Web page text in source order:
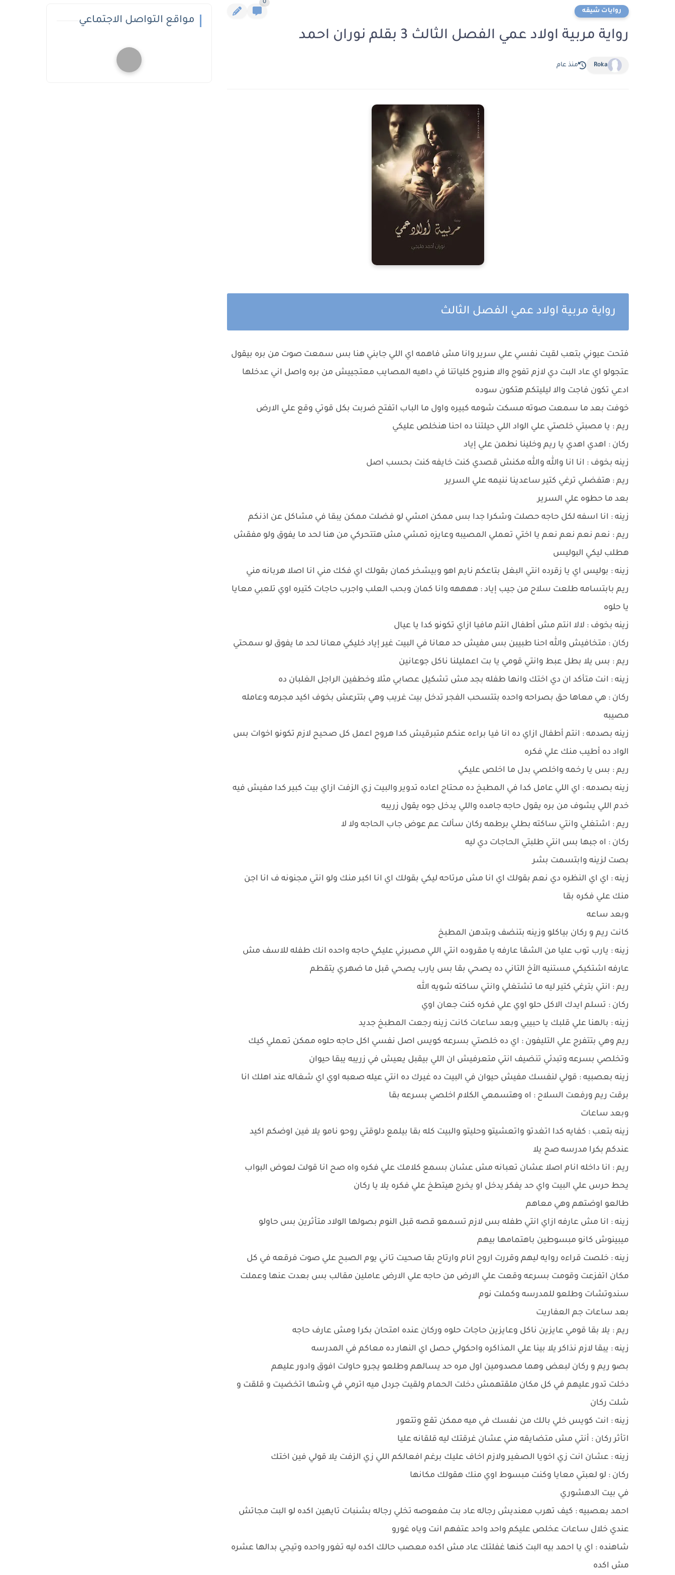
روايات شيقه
0
رواية مربية اولاد عمي الفصل الثالث 3 بقلم نوران احمد
Roka منذ عام
رواية مربية اولاد عمي الفصل الثالث
فتحت عيوني بتعب لقيت نفسي علي سرير وانا مش فاهمه اي اللي جابني هنا بس سمعت صوت من بره بيقول
عتجولو اي عاد البت دي لازم تفوج والا هنروح كلياتنا في داهيه المصايب معتجييش من بره واصل اني عدخلها
ادعي تكون فاجت والا ليليتكم هتكون سوده
خوفت بعد ما سمعت صوته مسكت شومه كبيره واول ما الباب اتفتح ضربت بكل قوتي وقع علي الارض
ريم : يا مصبتي خلصتي علي الواد اللي حيلتنا ده احنا هنخلص عليكي
ركان : اهدي اهدي يا ريم وخلينا نطمن علي إياد
زينه بخوف : انا انا والله والله مكنش قصدي كنت خايفه كنت بحسب اصل
ريم : هتفضلي ترغي كتير ساعدينا ننيمه علي السرير
بعد ما حطوه علي السرير
زينه : انا اسفه لكل حاجه حصلت وشكرا جدا بس ممكن امشي لو فضلت ممكن يبقا في مشاكل عن اذنكم
ريم : نعم نعم نعم نعم يا اختي تعملي المصيبه وعايزه تمشي مش هتتحركي من هنا لحد ما يفوق ولو مفقش
هطلب ليكي البوليس
زينه : بوليس اي يا زقرده انتي البغل بتاعكم نايم اهو وبيشخر كمان بقولك اي فكك مني انا اصلا هربانه مني
ريم بابتسامه طلعت سلاح من جيب إياد : ههههه وانا كمان وبحب العلب واجرب حاجات كتيره اوي تلعبي معايا
يا حلوه
زينه بخوف : لالا انتم مش أطفال انتم مافيا ازاي تكونو كدا يا عيال
ركان : متخافيش والله احنا طبيبن بس مفيش حد معانا في البيت غير إياد خليكي معانا لحد ما يفوق لو سمحتي
ريم : بس يلا بطل عبط وانتي قومي يا بت اعمليلنا ناكل جوعانين
زينه : انت متأكد ان دي اختك وانها طفله بجد مش تشكيل عصابي مثلا وخطفين الراجل الغلبان ده
ركان : هي معاها حق بصراحه واحده بتتسحب الفجر تدخل بيت غريب وهي بتترعش بخوف اكيد مجرمه وعامله
مصيبه
زينه بصدمه : انتم أطفال ازاي ده انا فيا براءه عنكم متبرقيش كدا هروح اعمل كل صحيح لازم تكونو اخوات بس
الواد ده أطيب منك علي فكره
ريم : بس يا رخمه واخلصي بدل ما اخلص عليكي
زينه بصدمه : اي اللي عامل كدا في المطبخ ده محتاج اعاده تدوير والبيت زي الزفت ازاي بيت كبير كدا مفيش فيه
خدم اللي يشوف من بره يقول حاجه جامده واللي يدخل جوه يقول زريبه
ريم : اشتغلي وانتي ساكته بطلي برطمه ركان سألت عم عوض جاب الحاجه ولا لا
ركان : اه جبها بس انتي طلبتي الحاجات دي ليه
بصت لزينه وابتسمت بشر
زينه : اي اي النظره دي نعم بقولك اي انا مش مرتاحه ليكي بقولك اي انا اكبر منك ولو انتي مجنونه ف انا اجن
منك علي فكره بقا
وبعد ساعه
كانت ريم و ركان بياكلو وزينه بتنضف وبتدهن المطبخ
زينه : يارب توب عليا من الشقا عارفه يا مقروده انتي اللي مصبرني عليكي حاجه واحده انك طفله للاسف مش
عارفه اشتكيكي مستنيه الأخ التاني ده يصحي بقا بس يارب يصحي قبل ما ضهري يتقطم
ريم : انتي بترغي كتير ليه ما تشتغلي وانتي ساكته شويه الله
ركان : تسلم ايدك الاكل حلو اوي علي فكره كنت جعان اوي
زينه : بالهنا علي قلبك يا حبيبي وبعد ساعات كانت زينه رجعت المطبخ جديد
ريم وهي بتتفرج علي التليفون : اي ده خلصتي بسرعه كويس اصل نفسي اكل حاجه حلوه ممكن تعملي كيك
وتخلصي بسرعه وتبدئي تنضيف انتي متعرفيش ان اللي بيقبل يعيش في زريبه يبقا حيوان
زينه بعصبيه : قولي لنفسك مفيش حيوان في البيت ده غيرك ده انتي عيله صعبه اوي اي شغاله عند اهلك انا
برقت ريم ورفعت السلاح : اه وهتسمعي الكلام اخلصي بسرعه بقا
وبعد ساعات
زينه بتعب : كفايه كدا اتغدتو واتعشيتو وحليتو والبيت كله بقا بيلمع دلوقتي روحو نامو يلا فين اوضكم اكيد
عندكم بكرا مدرسه صح يلا
ريم : انا داخله انام اصلا عشان تعبانه مش عشان بسمع كلامك علي فكره واه صح انا قولت لعوض البواب
يحط حرس علي البيت واي حد يفكر يدخل او يخرج هيتطخ علي فكره يلا يا ركان
طالعو اوضتهم وهي معاهم
زينه : انا مش عارفه ازاي انتي طفله بس لازم تسمعو قصه قبل النوم بصولها الولاد متأثرين بس حاولو
ميبينوش كانو مبسوطين باهتمامها بيهم
زينه : خلصت قراءه روايه ليهم وقررت اروح انام وارتاح بقا صحيت تاني يوم الصبح علي صوت فرقعه في كل
مكان اتفزعت وقومت بسرعه وقعت علي الارض من حاجه علي الارض عاملين مقالب بس بعدت عنها وعملت
سندوتشات وطلعو للمدرسه وكملت نوم
بعد ساعات جم العفاريت
ريم : يلا بقا قومي عايزين ناكل وعايزين حاجات حلوه وركان عنده امتحان بكرا ومش عارف حاجه
زينه : يبقا لازم نذاكر يلا بينا علي المذاكره واحكولي حصل اي النهار ده معاكم في المدرسه
بصو ريم و ركان لبعض وهما مصدومين اول مره حد يسالهم وطلعو يجرو حاولت افوق وادور عليهم
دخلت تدور عليهم في كل مكان ملقتهمش دخلت الحمام ولقيت جردل ميه اترمي في وشها اتخضيت و قلقت و
شلت ركان
زينه : انت كويس خلي بالك من نفسك في ميه ممكن تقع وتتعور
اتأثر ركان : أنتي مش متضايقه مني عشان غرقتك ليه قلقانه عليا
زينه : عشان انت زي اخويا الصغير ولازم اخاف عليك برغم افعالكم اللي زي الزفت يلا قولي فين اختك
ركان : لو لعبتي معايا وكنت مبسوط اوي منك هقولك مكانها
في بيت الدهشوري
احمد بعصبيه : كيف تهرب معنديش رجاله عاد بت مفعوصه تخلي رجاله بشنبات تايهين اكده لو البت مجاتش
عندي خلال ساعات عخلص عليكم واحد واحد عتفهم انت وياه غورو
شاهنده : اي يا احمد بيه البت كنها غفلتك عاد مش اكده معصب حالك اكده ليه تغور واحده وتيجي بدالها عشره
مش اكده
مواقع التواصل الاجتماعي